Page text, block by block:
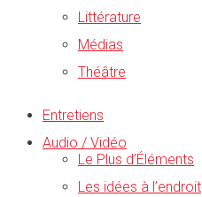
Littérature
Médias
Théâtre
Entretiens
Audio / Vidéo
Le Plus d’Éléments
Les idées à l’endroit